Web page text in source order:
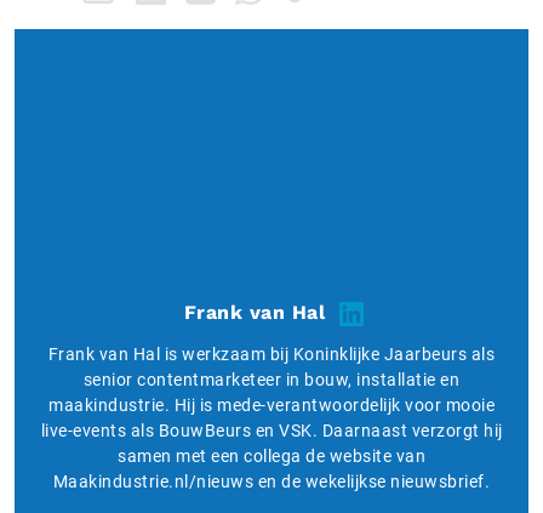
Frank van Hal
Frank van Hal is werkzaam bij Koninklijke Jaarbeurs als
senior contentmarketeer in bouw, installatie en
maakindustrie. Hij is mede-verantwoordelijk voor mooie
live-events als BouwBeurs en VSK. Daarnaast verzorgt hij
samen met een collega de website van
Maakindustrie.nl/nieuws en de wekelijkse nieuwsbrief.